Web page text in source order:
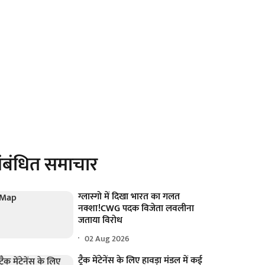
समाचार
ग्लास्गो में दिखा भारत का गलत
नक्शा!CWG पदक विजेता लवलीना
जताया विरोध
02 Aug 2026
ट्रैक मेंटेनेंस के लिए हावड़ा मंडल में कई